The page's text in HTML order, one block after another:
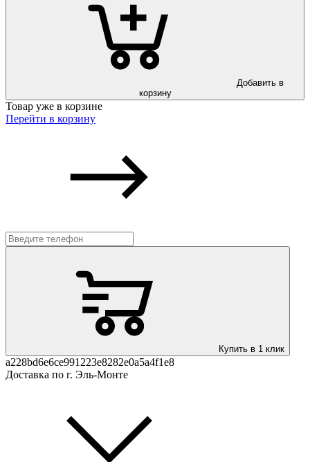
корзину
Товар уже в корзине
Перейти в корзину
Купить в 1 клик
a228bd6e6ce991223e8282e0a5a4f1e8
Доставка по г. Эль-Монте